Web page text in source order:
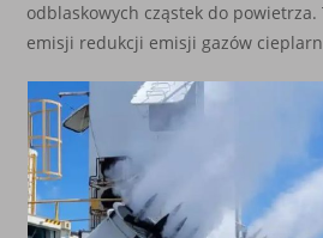
odblaskowych cząstek do powietrza.
emisji redukcji emisji gazów